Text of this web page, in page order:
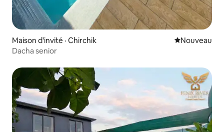
Maison d'invité · Chirchik Nouvel
Nouveau
Dacha senior